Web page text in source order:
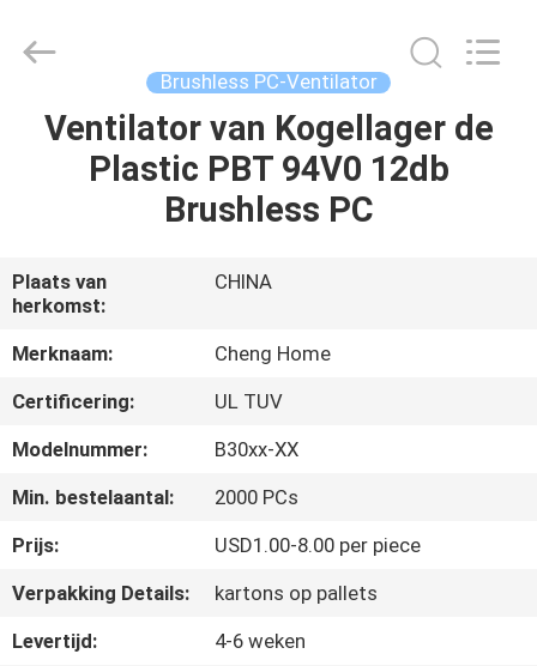
HUIS
PRODUCTEN
VR-
SHOW
ONGEVEER
ONS
FABRIEKSREIS
KWALITEITSCONTROLE
Electronics
Co.,Ltd.
Reserved.
Brushless PC-Ventilator
Ventilator van Kogellager de
Plastic PBT 94V0 12db
Brushless PC
Plaats van
herkomst:
CHINA
Merknaam:
Cheng Home
Certificering:
UL TUV
Modelnummer:
B30xx-XX
Min. bestelaantal:
2000 PCs
Prijs:
USD1.00-8.00 per piece
Verpakking Details:
kartons op pallets
Levertijd:
4-6 weken